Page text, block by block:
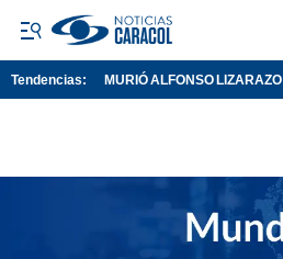
Tendencias: MURIÓ ALFONSO LIZARAZO